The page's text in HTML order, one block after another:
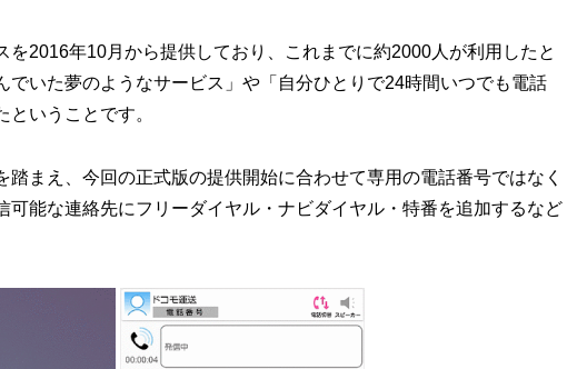
を2016年10月から提供しており、これまでに約2000人が利用したと
でいた夢のようなサービス」や「自分ひとりで24時間いつでも電話
いうことです。
まえ、今回の正式版の提供開始に合わせて専用の電話番号ではなく
可能な連絡先にフリーダイヤル・ナビダイヤル・特番を追加するなど